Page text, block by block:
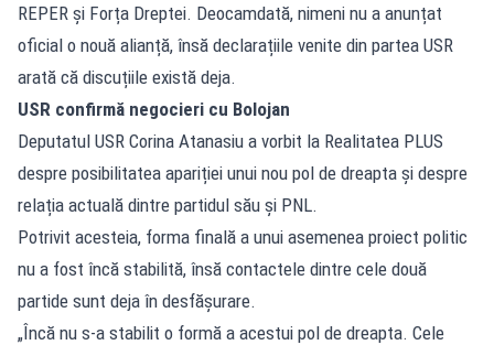
REPER și Forța Dreptei. Deocamdată, nimeni nu a anunțat
oficial o nouă alianță, însă declarațiile venite din partea USR
arată că discuțiile există deja.
USR confirmă negocieri cu Bolojan
Deputatul USR Corina Atanasiu a vorbit la Realitatea PLUS
despre posibilitatea apariției unui nou pol de dreapta și despre
relația actuală dintre partidul său și PNL.
Potrivit acesteia, forma finală a unui asemenea proiect politic
nu a fost încă stabilită, însă contactele dintre cele două
partide sunt deja în desfășurare.
„Încă nu s-a stabilit o formă a acestui pol de dreapta. Cele